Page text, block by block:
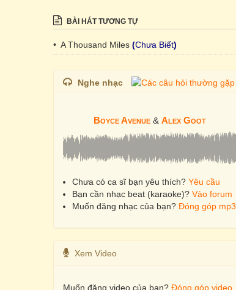
BÀI HÁT TƯƠNG TỰ
• A Thousand Miles (Chưa Biết)
Nghe nhạc
Boyce Avenue & Alex Goot
Chưa có ca sĩ bạn yêu thích? Yêu cầu
Bạn cần nhạc beat (karaoke)? Vào forum
Muốn đăng nhạc của bạn? Đóng góp mp3
Xem Video
Muốn đăng video của bạn? Đóng góp video